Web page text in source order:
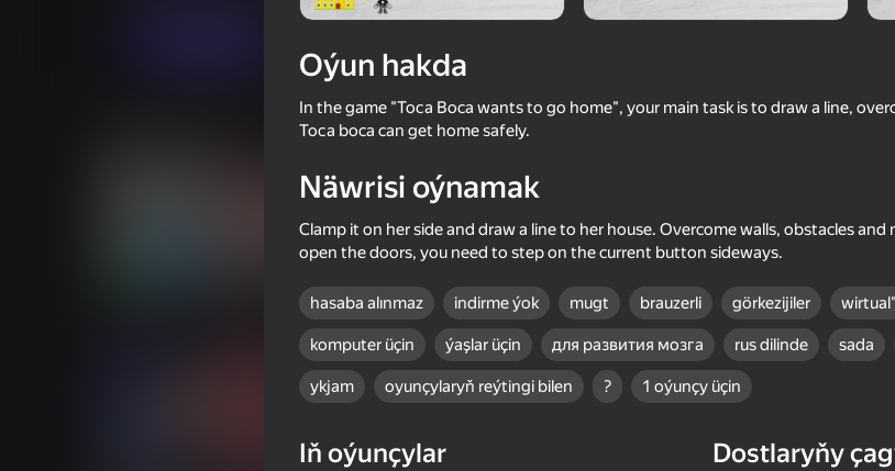
Toca Life - Dress Up & Toca
House Aesthetic
Toca World: A house with a roof
garden
Toka
61 63
Oýun hakda
In the game "Toсa Boca wants to go home", your main task is to draw a line,
Toсa boca can get home safely.
Näwrisi oýnamak
Clamp it on her side and draw a line to her house. Overcome walls, obstacles and
open the doors, you need to step on the current button sideways.
hasaba alınmaz indirme ýok mugt brauzerli görkezijiler
komputer üçin ýaşlar üçin для развития мозга rus dilinde sada
ykjam oyunçylaryň reýtingi bilen ? 1 oýunçy üçin
Iň oýunçylar Dostlaryňy